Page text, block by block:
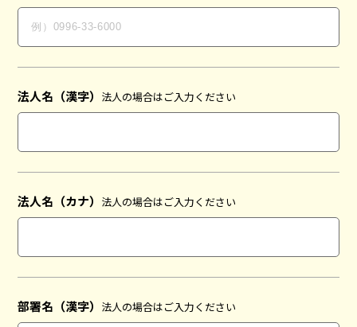
法人名（漢字） 法人の場合はご入力ください
法人名（カナ） 法人の場合はご入力ください
部署名（漢字） 法人の場合はご入力ください